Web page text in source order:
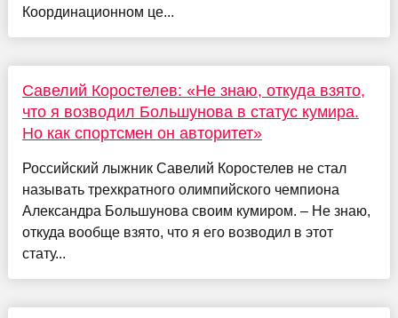
Координационном це...
Савелий Коростелев: «Не знаю, откуда взято,
что я возводил Большунова в статус кумира.
Но как спортсмен он авторитет»
Российский лыжник Савелий Коростелев не стал
называть трехкратного олимпийского чемпиона
Александра Большунова своим кумиром. – Не знаю,
откуда вообще взято, что я его возводил в этот
стату...